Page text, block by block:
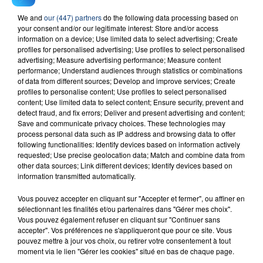
FIL D'ACTU
23 juillet 2026
INCENDIE MORTEL À LENS : UNE FEMME ET
SON BÉBÉ ENTRE LA VIE ET LA...
Un homme s'est immolé par le feu après avoir
We and our (447) partnersdo the following data processing based on
your consent and/or our legitimate interest: Store and/or access
information on a device; Use limited data to select advertising; Create
profiles for personalised advertising; Use profiles to select personalised
advertising; Measure advertising performance; Measure content
performance; Understand audiences through statistics or combinations
of data from different sources; Develop and improve services; Create
profiles to personalise content; Use profiles to select personalised
content; Use limited data to select content; Ensure security, prevent and
detect fraud, and fix errors; Deliver and present advertising and content;
Save and communicate privacy choices. These technologies may
process personal data such as IP address and browsing data to offer
following functionalities: Identify devices based on information actively
requested; Use precise geolocation data; Match and combine data from
other data sources; Link different devices; Identify devices based on
information transmitted automatically.
Vous pouvez accepter en cliquant sur "Accepter et fermer", ou affiner en
sélectionnant les finalités et/ou partenaires dans "Gérer mes choix".
Vous pouvez également refuser en cliquant sur "Continuer sans
accepter". Vos préférences ne s'appliqueront que pour ce site. Vous
pouvez mettre à jour vos choix, ou retirer votre consentement à tout
moment via le lien "Gérer les cookies" situé en bas de chaque page.